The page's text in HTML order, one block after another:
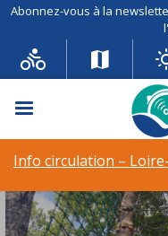
Abonnez-vous à la
Menu
Info circulation –